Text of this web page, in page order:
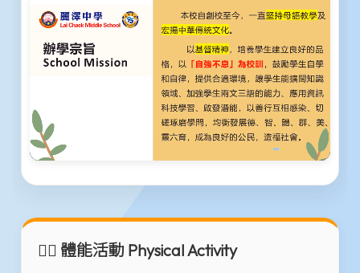
🏃‍♂️ 體能活動 Physical Activity